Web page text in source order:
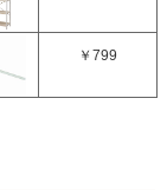
￥799